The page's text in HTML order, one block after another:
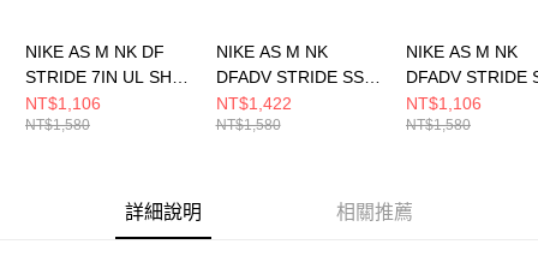
NIKE AS M NK DF
STRIDE 7IN UL SHRT
男 短褲 DM4742499
NT$1,106
NT$1,580
NIKE AS M NK
DFADV STRIDE SS
TOP 男 短袖上衣
HV5204100
NT$1,422
NT$1,580
NIKE AS M NK
DFADV STRIDE
TOP 男 短袖上衣
HV5204701
NT$1,106
NT$1,580
詳細說明 相關推薦